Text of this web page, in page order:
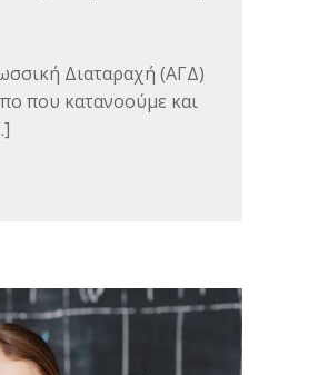
Διαταραχή (AΓΔ)
που κατανοούμε και